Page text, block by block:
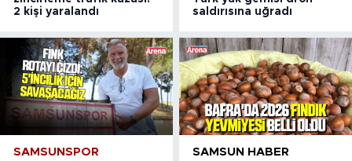
2 kişi yaralandı
saldırısına uğradı
SAMSUNSPOR SAMSUN HABER